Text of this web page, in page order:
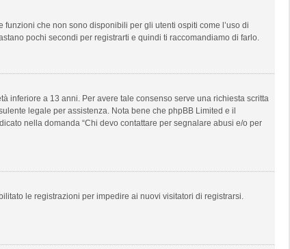
che non sono disponibili per gli utenti ospiti come l’uso di
pochi secondi per registrarti e quindi ti raccomandiamo di farlo.
inferiore a 13 anni. Per avere tale consenso serve una richiesta scritta
legale per assistenza. Nota bene che phpBB Limited e il
nella domanda “Chi devo contattare per segnalare abusi e/o per
le registrazioni per impedire ai nuovi visitatori di registrarsi.